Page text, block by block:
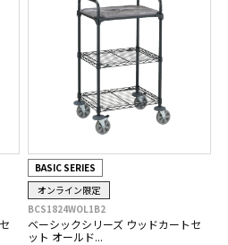
BASIC SERIES
オンライン限定
BCS1824WOL1B2
ベーシックシリーズ ウッドカートセ
ット オールド...